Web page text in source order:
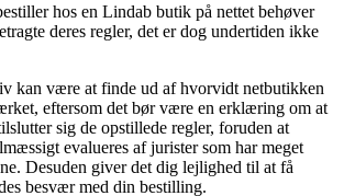
hos en Lindab butik på nettet behøver
deres regler, det er dog undertiden ikke
kan være at finde ud af hvorvidt netbutikken
eftersom det bør være en erklæring om at
sig de opstillede regler, foruden at
evalueres af jurister som har meget
Desuden giver det dig lejlighed til at få
besvær med din bestilling.